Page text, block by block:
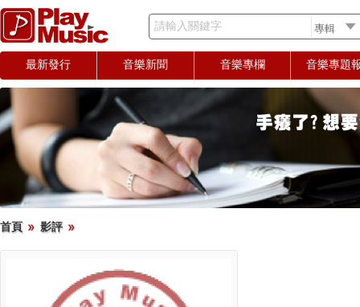
請輸入關鍵字
最新發行 音樂新聞 音樂專欄 音樂專題
首頁 影評